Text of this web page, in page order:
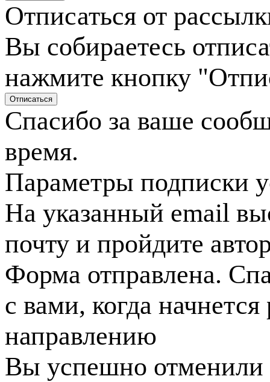
Отписаться от
Вы собираетесь
нажмите кнопку
Спасибо за ваше
время.
Параметры подписки
На указанный email
почту и пройдите
Форма отправлена.
с вами, когда
направлению
Вы успешно отменили